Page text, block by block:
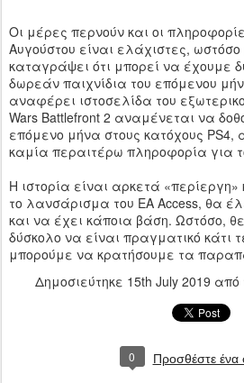
Οι μέρες περνούν και οι
Αυγούστου είναι ελάχιστες,
καταγράψει ότι μπορεί να έχουμε
δωρεάν παιχνίδια του επόμενου
αναφέρει ιστοσελίδα του
Wars Battlefront 2 αναμένεται να
επόμενο μήνα στους κατόχους
καμία περαιτέρω πληροφορία για
Η ιστορία είναι αρκετά
το λανσάρισμα του EA Access, θα
και να έχει κάποια βάση. Ωστόσο,
δύσκολο να είναι πραγματικό κάτι
μπορούμε να κρατήσουμε τα
Δημοσιεύτηκε 15th July 2019 από
0 Προσθέστε ένα